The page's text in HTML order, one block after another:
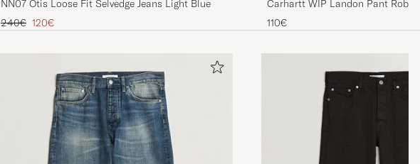
NN07 Otis Loose Fit Selvedge Jeans Light Blue
Regulärer Preis
240€ Reduzierter Preis
120€
Carhartt WIP Landon Pant
Black Stone Washed
110€